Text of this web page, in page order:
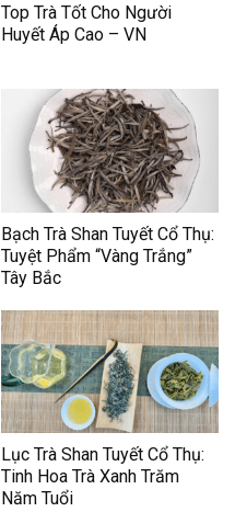
Top Trà Tốt Cho Người
Huyết Áp Cao – VN
Bạch Trà Shan Tuyết Cổ Thụ:
Tuyệt Phẩm “Vàng Trắng”
Tây Bắc
Lục Trà Shan Tuyết Cổ Thụ:
Tinh Hoa Trà Xanh Trăm
Năm Tuổi